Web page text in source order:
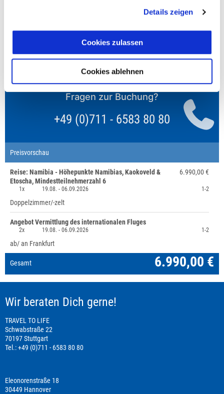
Details zeigen
Cookies zulassen
Cookies ablehnen
reduzierten oder den gesamten Einzelzimmerzuschlag.
Zuschlag zurück.
Unsere Reisen und Seminare sind nicht barrierefrei.
Fragen zur Buchung?
+49 (0)711 - 6583 80 80
Preisvorschau
6.990,00 €
Reise: Namibia - Höhepunkte Namibias, Kaokoveld &
Etoscha, Mindestteilnehmerzahl 6
1x 19.08. -06.09.2026 1-2
Doppelzimmer/-zelt
Angebot Vermittlung des internationalen Fluges
2x 19.08. -06.09.2026 1-2
ab/ an Frankfurt
Gesamt 6.990,00 €
Wir beraten Dich gerne!
TRAVEL TO LIFE
Schwabstraße 22
70197 Stuttgart
Tel.: +49 (0)711 - 6583 80 80
Eleonorenstraße 18
30449 Hannover